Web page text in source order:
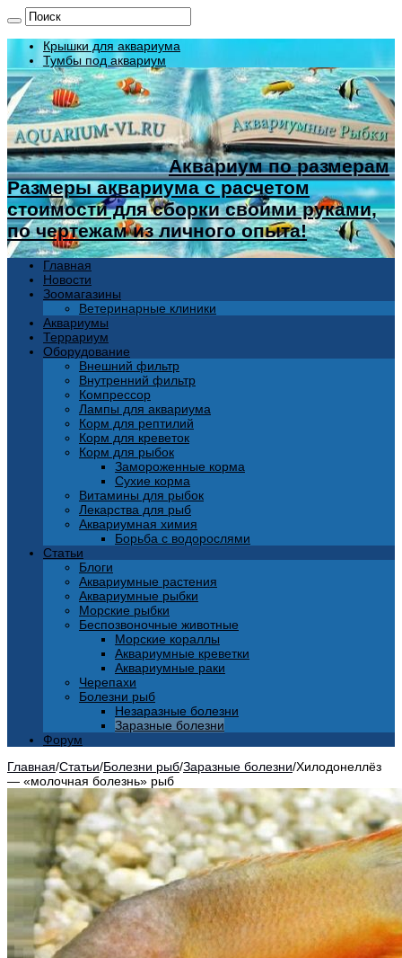
Крышки для аквариума
Тумбы под аквариум
Аквариум по размерам
Размеры аквариума с расчетом
стоимости для сборки своими руками,
по чертежам из личного опыта!
Главная
Новости
Зоомагазины
Ветеринарные клиники
Аквариумы
Террариум
Оборудование
Внешний фильтр
Внутренний фильтр
Компрессор
Лампы для аквариума
Корм для рептилий
Корм для креветок
Корм для рыбок
Замороженные корма
Сухие корма
Витамины для рыбок
Лекарства для рыб
Аквариумная химия
Борьба с водорослями
Статьи
Блоги
Аквариумные растения
Аквариумные рыбки
Морские рыбки
Беспозвоночные животные
Морские кораллы
Аквариумные креветки
Аквариумные раки
Черепахи
Болезни рыб
Незаразные болезни
Заразные болезни
Форум
Главная/Статьи/Болезни рыб/Заразные болезни/Хилодонеллёз
— «молочная болезнь» рыб